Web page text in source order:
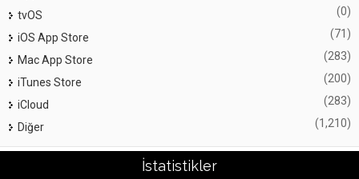
tvOS (0)
iOS App Store (71)
Mac App Store (283)
iTunes Store (200)
iCloud (283)
Diğer (1,210)
İstatistikler